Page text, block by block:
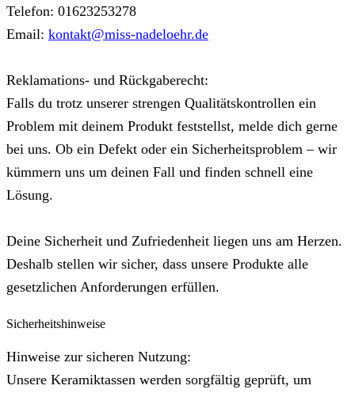
Telefon: 01623253278
Email: kontakt@miss-nadeloehr.de
Reklamations- und Rückgaberecht:
Falls du trotz unserer strengen Qualitätskontrollen ein
Problem mit deinem Produkt feststellst, melde dich gerne
bei uns. Ob ein Defekt oder ein Sicherheitsproblem – wir
kümmern uns um deinen Fall und finden schnell eine
Lösung.
Deine Sicherheit und Zufriedenheit liegen uns am Herzen.
Deshalb stellen wir sicher, dass unsere Produkte alle
gesetzlichen Anforderungen erfüllen.
Sicherheitshinweise
Hinweise zur sicheren Nutzung:
Unsere Keramiktassen werden sorgfältig geprüft, um